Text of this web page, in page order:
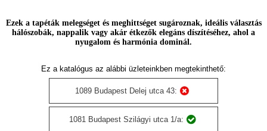
Ezek a tapéták melegséget és meghittséget sugároznak, ideális választás
hálószobák, nappalik vagy akár étkezők elegáns díszítéséhez, ahol a
nyugalom és harmónia dominál.
Ez a katalógus az alábbi üzleteinkben megtekinthető:
1089 Budapest Delej utca 43:
1081 Budapest Szilágyi utca 1/a: